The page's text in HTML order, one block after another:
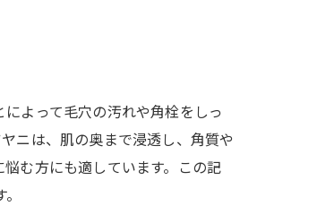
よって毛穴の汚れや角栓をしっ
ニは、肌の奥まで浸透し、角質や
む方にも適しています。この記